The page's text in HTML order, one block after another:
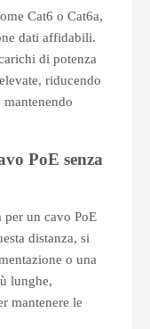
Cat6 o Cat6a,
dati affidabili.
di potenza
riducendo
PoE senza
per un cavo PoE
distanza, si
o una
lunghe,
mantenere le